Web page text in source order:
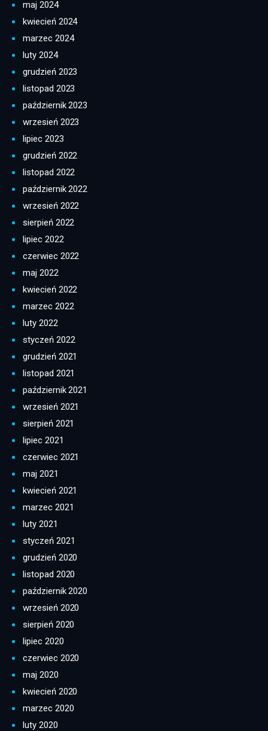
maj 2024
kwiecień 2024
marzec 2024
luty 2024
grudzień 2023
listopad 2023
październik 2023
wrzesień 2023
lipiec 2023
grudzień 2022
listopad 2022
październik 2022
wrzesień 2022
sierpień 2022
lipiec 2022
czerwiec 2022
maj 2022
kwiecień 2022
marzec 2022
luty 2022
styczeń 2022
grudzień 2021
listopad 2021
październik 2021
wrzesień 2021
sierpień 2021
lipiec 2021
czerwiec 2021
maj 2021
kwiecień 2021
marzec 2021
luty 2021
styczeń 2021
grudzień 2020
listopad 2020
październik 2020
wrzesień 2020
sierpień 2020
lipiec 2020
czerwiec 2020
maj 2020
kwiecień 2020
marzec 2020
luty 2020